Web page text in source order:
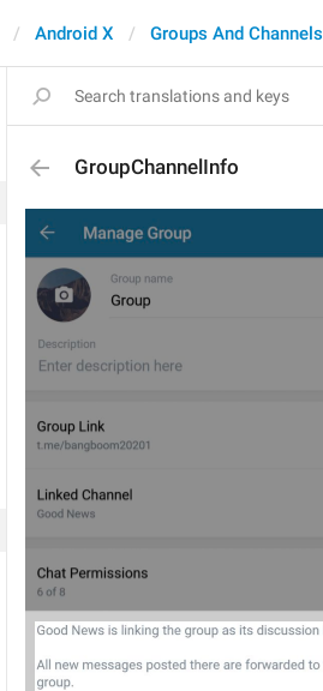
Android X Groups And Channels
GroupChannelInfo